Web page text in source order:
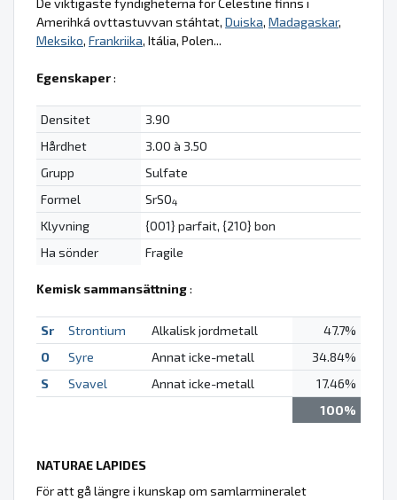
Amerihká ovttastuvvan stáhtat, Duiska, Madagaskar,
Meksiko, Frankriika, Itália, Polen...
Egenskaper:
Densitet
3.90
Hårdhet
3.00 à 3.50
Grupp
Sulfate
Formel
SrSO4
Klyvning
{001} parfait, {210} bon
Ha sönder
Fragile
Kemisk sammansättning:
Sr Strontium Alkalisk jordmetall
47.7%
O
Syre Annat icke-metall
34.84%
S
Svavel Annat icke-metall
17.46%
100%
NATURAE LAPIDES
För att gå längre i kunskap om samlarmineralet